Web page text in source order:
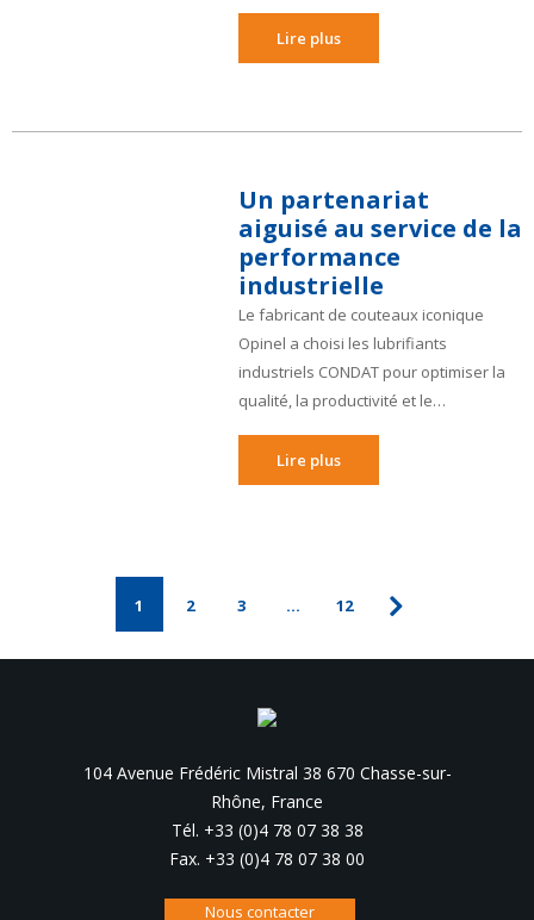
Lire plus
Un partenariat
aiguisé au service de la
performance
industrielle
Le fabricant de couteaux iconique
Opinel a choisi les lubrifiants
industriels CONDAT pour optimiser la
qualité, la productivité et le…
Lire plus
1 2 3 … 12
104 Avenue Frédéric Mistral 38 670 Chasse-sur-
Rhône, France
Tél. +33 (0)4 78 07 38 38
Fax. +33 (0)4 78 07 38 00
Nous contacter